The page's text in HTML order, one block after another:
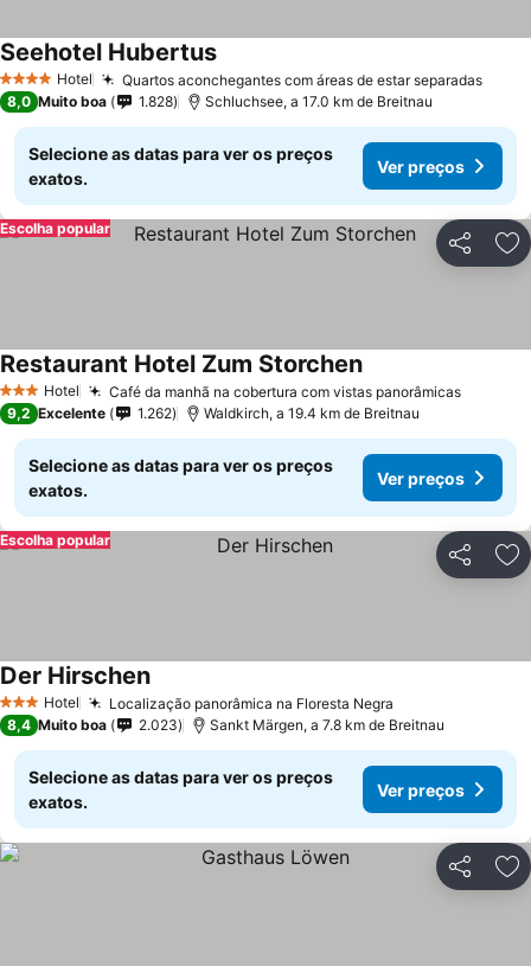
4 EstrelasHotel Quartos aconchegantes com áreas de estar separadas
Seehotel Hubertus
8,0 Muito boa 1.828 Schluchsee, a 17.0 km de Breitnau
Selecione as datas para ver os preços
exatos.
Ver preços
Partilhar
Escolha popular
3 EstrelasHotel Café da manhã na cobertura com vistas panorâmicas
Restaurant Hotel Zum Storchen
9,2 Excelente 1.262 Waldkirch, a 19.4 km de Breitnau
Selecione as datas para ver os preços
exatos.
Ver preços
Partilhar
Escolha popular
3 EstrelasHotel Localização panorâmica na Floresta Negra
Der Hirschen
8,4 Muito boa 2.023 Sankt Märgen, a 7.8 km de Breitnau
Selecione as datas para ver os preços
exatos.
Ver preços
Partilhar